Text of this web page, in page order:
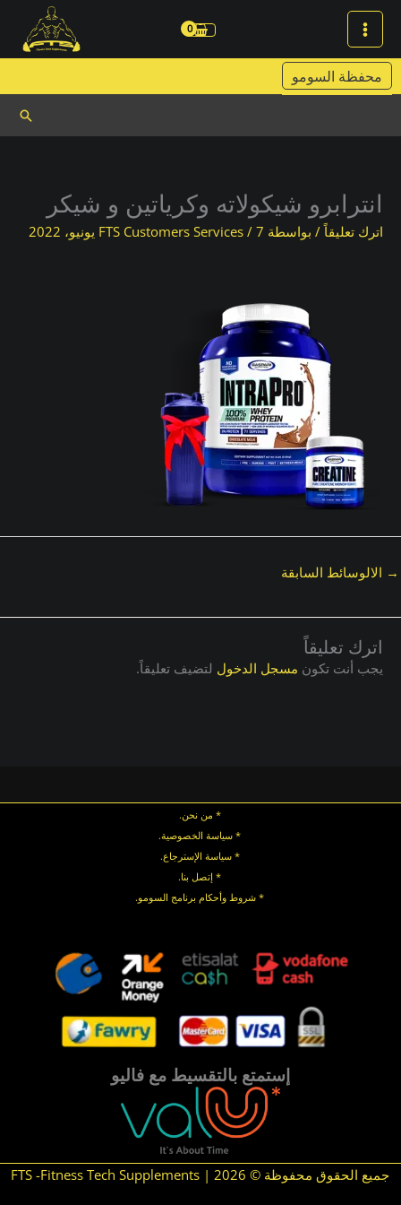
تخطي
المحتوى
محفظة السومو
انترابرو شيكولاته وكرياتين و شيكر
اترك تعليقاً / بواسطة FTS Customers Services / 7 يونيو، 2022
→ الالوسائط السابقة
اترك تعليقاً
يجب أنت تكون مسجل الدخول لتضيف تعليقاً.
* من نحن.
* سياسة الخصوصية.
*سياسة الإسترجاع.
* إتصل بنا.
* شروط وأحكام برنامج السومو.
إستمتع بالتقسيط مع فاليو
جميع الحقوق محفوظة © 2026 | FTS -Fitness Tech Supplements